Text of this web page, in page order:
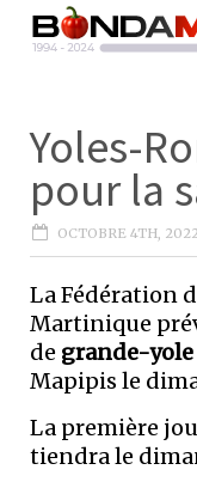
Yoles-
pour la
OCTOBRE 4TH, 2022
La Fédération
Martinique
de grande-yole
Mapipis le
La première
tiendra le